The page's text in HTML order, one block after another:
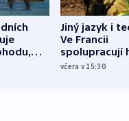
Jiný jazyk i
Ve Francii
spolupracují
různých zemí
včera v 15:30